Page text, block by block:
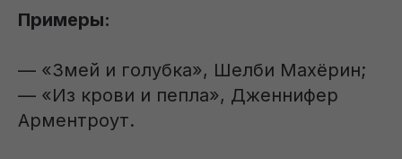
Примеры:
— «Змей и голубка», Шелби Махёрин;
— «Из крови и пепла», Дженнифер
Арментроут.